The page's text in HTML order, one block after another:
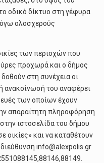
οδικό δίκτυο στη γέφυρα
ολοσχερούς
των περιοχών που
προχωρά και ο δήμος
στη συνέχεια οι
ανακοίνωσή του αναφέρει
των οποίων έχουν
απαραίτητη πληροφόρηση
ιστοσελίδα του δήμου
οικίες» και να καταθέτουν
info@alexpolis.gr